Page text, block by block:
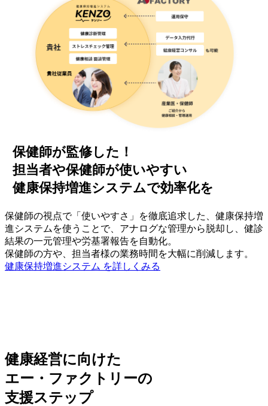
保健師が監修した！
担当者や保健師が使いやすい
健康保持増進システムで効率化を
保健師の視点で「使いやすさ」を徹底追求した、健康保持増
進システムを使うことで、アナログな管理から脱却し、健診
結果の一元管理や労基署報告を自動化。
保健師の方や、担当者様の業務時間を大幅に削減します。
健康保持増進システム を詳しくみる
健康経営に向けた
エー・ファクトリーの
支援ステップ